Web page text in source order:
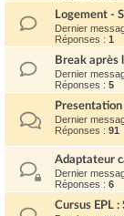
Logement -
Dernier
Réponses : 1
Break après
Dernier
Réponses : 5
Presentation
Dernier
Réponses : 91
Adaptateur
Dernier
Réponses : 6
Cursus EPL :